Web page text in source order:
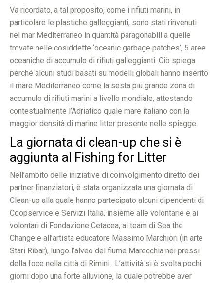
Va ricordato, a tal proposito, come i rifiuti marini, in
particolare le plastiche galleggianti, sono stati rinvenuti
nel mar Mediterraneo in quantità paragonabili a quelle
trovate nelle cosiddette ‘oceanic garbage patches’, 5 aree
oceaniche di accumulo di rifiuti galleggianti. Ciò spiega
perché alcuni studi basati su modelli globali hanno inserito
il mare Mediterraneo come la sesta più grande zona di
accumulo di rifiuti marini a livello mondiale, attestando
contestualmente l’Adriatico quale mare italiano con la
maggior densità di marine litter presente nelle spiagge.
La giornata di clean-up che si è
aggiunta al Fishing for Litter
Nell’ambito delle iniziative di coinvolgimento diretto dei
partner finanziatori, è stata organizzata una giornata di
Clean-up alla quale hanno partecipato alcuni dipendenti di
Coopservice e Servizi Italia, insieme alle volontarie e ai
volontari di Fondazione Cetacea, al team di Sea the
Change e all’artista educatore Massimo Marchiori (in arte
Stari Ribar), lungo l’alveo del fiume Marecchia nei pressi
della foce nella città di Rimini. L’attività si è svolta pochi
giorni dopo una forte alluvione, la quale potrebbe aver